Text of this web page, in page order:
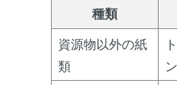
種類
資源物以外の紙
類